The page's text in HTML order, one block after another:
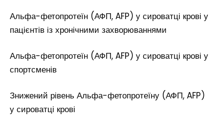
Альфа-фетопротеїн (АФП, AFP) у сироватці крові у
пацієнтів із хронічними захворюваннями
Альфа-фетопротеїн (АФП, AFP) у сироватці крові у
спортсменів
Знижений рівень Альфа-фетопротеїну (АФП, AFP)
у сироватці крові